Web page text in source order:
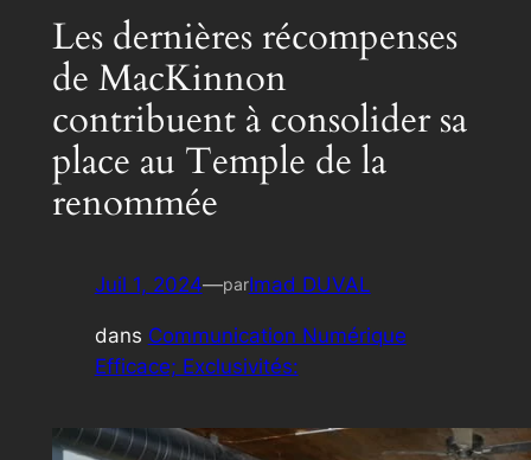
Les dernières récompenses
de MacKinnon
contribuent à consolider sa
place au Temple de la
renommée
Juil 1, 2024—parImad DUVAL
dans Communication Numérique
Efficace; Exclusivités: